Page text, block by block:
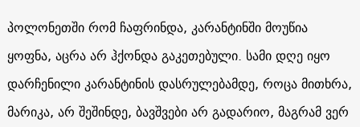
პოლონეთში რომ ჩაფრინდა, კარანტინში მოუწია
ყოფნა, აცრა არ ჰქონდა გაკეთებული. სამი დღე იყო
დარჩენილი კარანტინის დასრულებამდე, როცა მითხრა,
მარიკა, არ შეშინდე, ბავშვები არ გადარიო, მაგრამ ვერ